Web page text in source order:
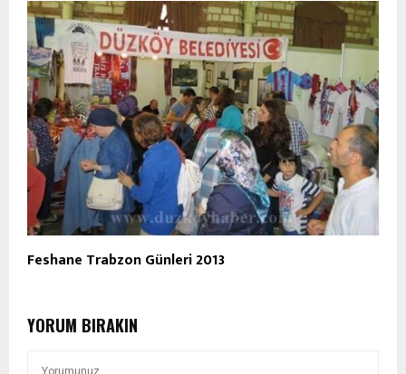
Feshane Trabzon Günleri 2013
YORUM BIRAKIN